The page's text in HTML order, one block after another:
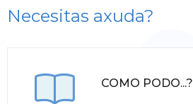
Necesitas axuda?
COMO PODO...?